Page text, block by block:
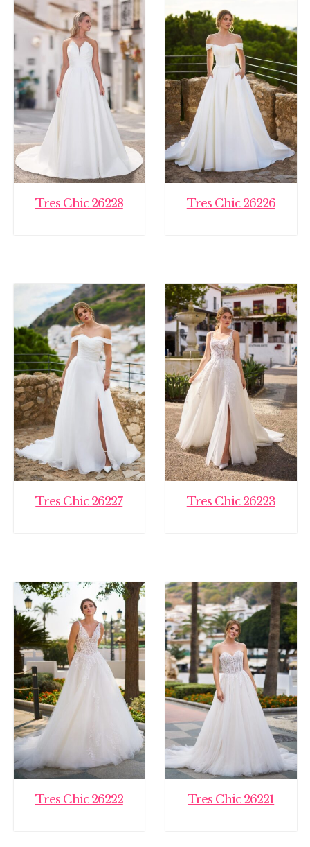
Tres Chic 26228 Tres Chic 26226
Tres Chic 26227 Tres Chic 26223
Tres Chic 26222 Tres Chic 26221